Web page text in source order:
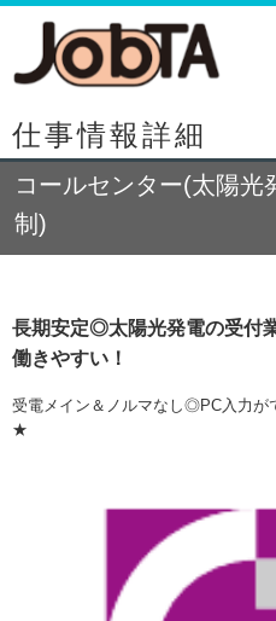
仕事情報詳細
コールセンター(太陽光
制)
長期安定◎太陽光発電の受付
働きやすい！
受電メイン＆ノルマなし◎PC入力が
★